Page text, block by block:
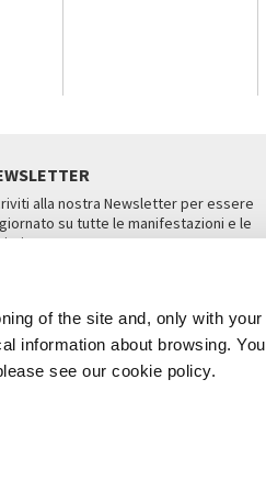
of the site and, only with your
information about browsing. You
see our cookie policy.
alla nostra Newsletter per essere
su tutte le manifestazioni e le